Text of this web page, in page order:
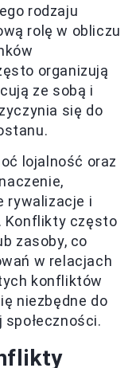
rodzaju
rolę w obliczu
organizują
ze sobą i
się do
lojalność oraz
rywalizacje i
Konflikty często
zasoby, co
w relacjach
konfliktów
niezbędne do